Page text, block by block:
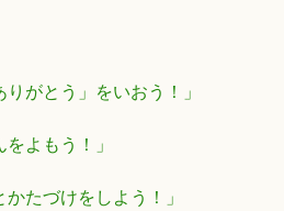
がとう」をいおう！」
よもう！」
たづけをしよう！」